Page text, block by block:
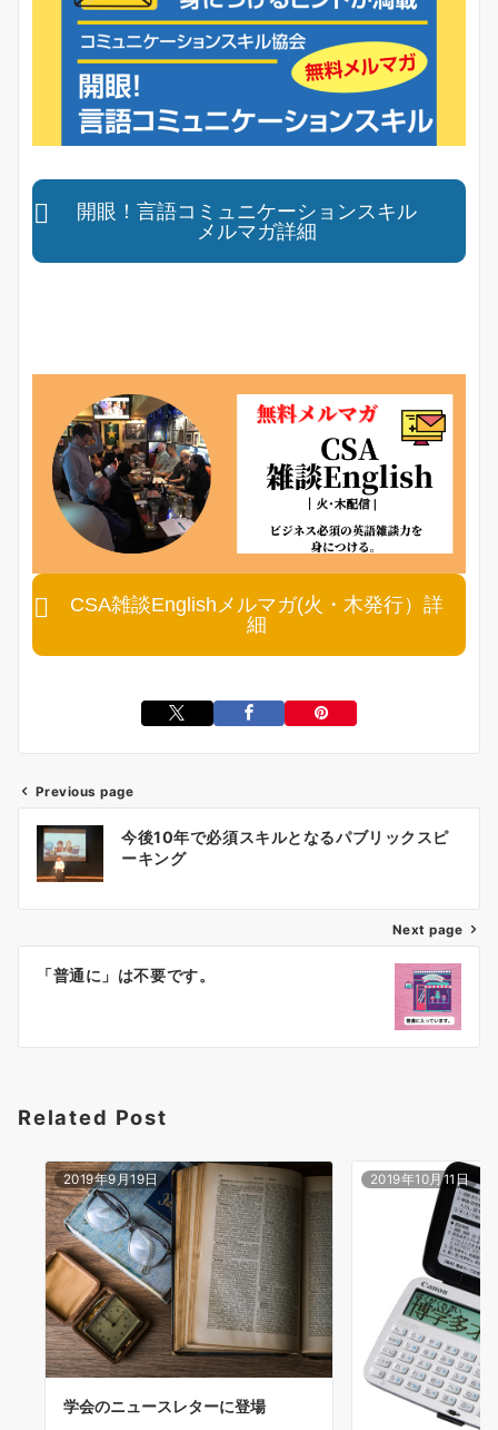
開眼！言語コミュニケーションスキル
メルマガ詳細
CSA雑談Englishメルマガ(火・木発行）詳
細
ビ
ン
Previous page
今後10年で必須スキルとなるパブリックスピ
ーキング
Next page
「普通に」は不要です。
Related Post
2019年9月19日
学会のニュースレターに登場
2019年10月11日